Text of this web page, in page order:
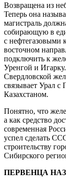
Возвращена из
Теперь она
магистраль
собирающую в
с нефтегазовыми
восточном
подключить к
Уренгой и
Свердловской
связывает Урал
Казахстаном.
Понятно, что
а как средство
современная
успел сделать
строительству
Сибирского
ПЕРВЕНЦА